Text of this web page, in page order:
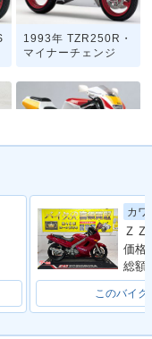
1993年 TZR250R・
マイナーチェンジ
カワ
価格:
総額:
このバイク